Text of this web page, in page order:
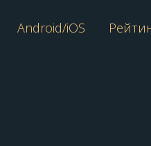
Android/iOS